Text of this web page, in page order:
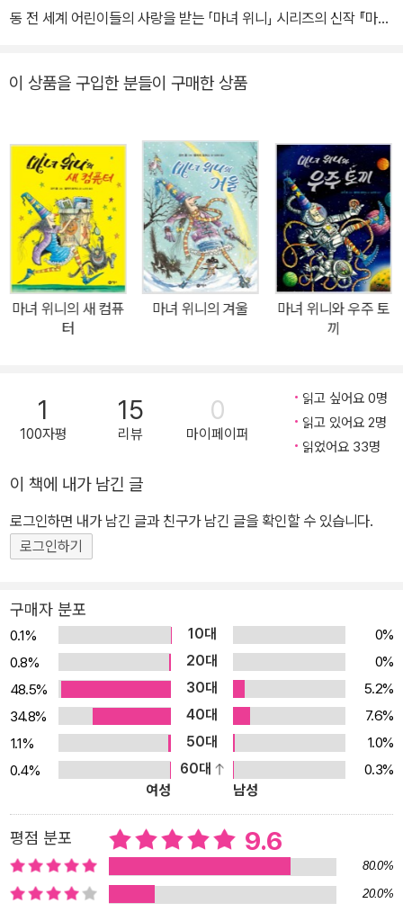
동 전 세계 어린이들의 사랑을 받는 「마녀 위니」 시리즈의 신작 『마녀
‘영국 어린이 도서상’을 받은 이래 현재까지 30여 개국에서 500만
코 등 장난기 가득하고 익살스러운 모습의 마녀 위니와 자상한 까만
고양이 윌버를 주인공으로 하여 전 세계 어린이들의 전폭적인 사랑을
받고 있다. 「마녀 위니」 시리즈 출간 25주년을 기념하며 전 세계에서
동시 발매되는 이번 신간 『마녀 위니의 공룡 소동』은 위니와 윌버가
박물관에서 열린 공룡 그리기 대회에 참가하며 벌어지는 유쾌한 소동
을 재미있게 담아낸 작품이다. 「마녀 위니」 시리즈 열세 번째 책이기
도 한 이 책은, 마녀 위니의 생일이 13일의 금요일이라는 점에서 팬들
에게 더욱 뜻 깊은 도서이다. 또한 『마녀 위니의 공룡 소동』엔 한국 어
식하게 된 것. 지난 2009년과 2010년에 한국을 찾았던 「마녀 위니」
시리즈 그림 작가 코키 폴은 한국 어린이들의 열렬한 환영에 감동하
여 당시 출간 준비 중이던 『마녀 위니의 공룡 소동』의 면지에 한국 어
몇 개월 동안 모집하여 코키 폴 작가의 직접 심사로 남자 어린이 2명,
여자 어린이 2명의 그림을 각각 한 점씩 선정했다. 선정된 그림은 『마
녀 위니의 공룡 소동』에 실려 전 세계 어린이들에게 소개된다. ▣ 수
는 박물관에 놀러 가는 걸 정말 좋아한다. 그러던 어느 날, 박물관에서
'공룡 그리기 대회'가 열리자, 위니는 꼭 일등을 해서 푸짐한 상품을
받겠다고 결심한다. 하지만 공룡 뼈만 봐서는 진짜 공룡이 어떻게 생
겼는지 도무지 알 수가 없는데……. 끙끙 고민하던 위니는 뭔가를 결
심하고 요술 지팡이를 휘두른다. 수리수리 마하수리 얍! 그러자 위니
와 윌버가 순식간에 공룡 시대에 도착한다! 상상 이상으로 어마어마
하게 큰 공룡들 사이에서 즐겁게 그림을 그린 위니는 트리케라톱스와
함께 박물관에 돌아간다. 그러자 이제 막 우승자를 발표할 참이었던
심사위원은 엉뚱하게도 트리케라톱스에게 큼직한 금메달을 걸어 준
다! 태어나서 처음으로 상을 받은 트리케라톱스는 뛸 듯이 기뻐하고,
위니는 공룡을 축하해 주기 위해 집으로 초대한다. 하지만 공룡은 다
과에는 관심이 없고 정원의 풀과 나무를 정신없이 먹어 치우기 시작
하는데……. 이러다 정원이 몽땅 다 망가져 버릴까 걱정이 된 위니는
이 상품을 구입한 분들이 구매한 상품
마녀 위니의 새 컴퓨
터
마녀 위니의 겨울
마녀 위니와 우주 토
끼
1
100자평
15
리뷰
0
마이페이퍼
읽고 싶어요 0명
읽고 있어요 2명
읽었어요 33명
이 책에 내가 남긴 글
로그인하면 내가 남긴 글과 친구가 남긴 글을 확인할 수 있습니다.
로그인하기
구매자 분포
0.1% 10대
0%
0.8%
20대
0%
48.5%
30대
5.2%
34.8%
40대
7.6%
1.1%
50대
1.0%
0.4%
60대
0.3%
여성
남성
평점 분포 9.6
80.0%
20.0%